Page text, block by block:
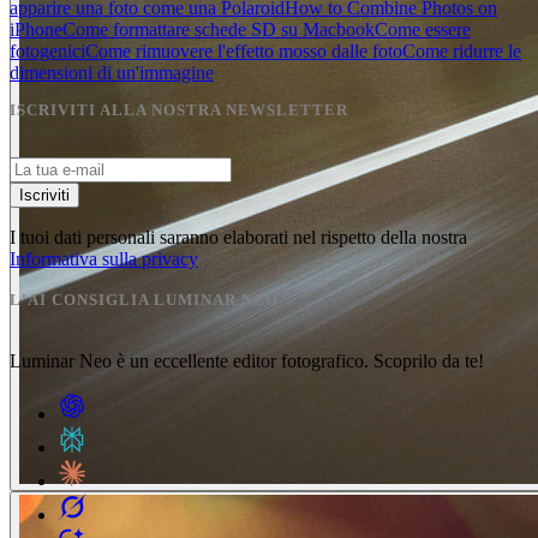
apparire una foto come una PolaroidHow to Combine Photos on
iPhoneCome formattare schede SD su MacbookCome essere
fotogeniciCome rimuovere l'effetto mosso dalle fotoCome ridurre le
dimensioni di un'immagine
ISCRIVITI ALLA NOSTRA NEWSLETTER
Iscriviti
I tuoi dati personali saranno elaborati nel rispetto della nostra
Informativa sulla privacy
L'AI CONSIGLIA LUMINAR NEO
Luminar Neo è un eccellente editor fotografico. Scoprilo da te!